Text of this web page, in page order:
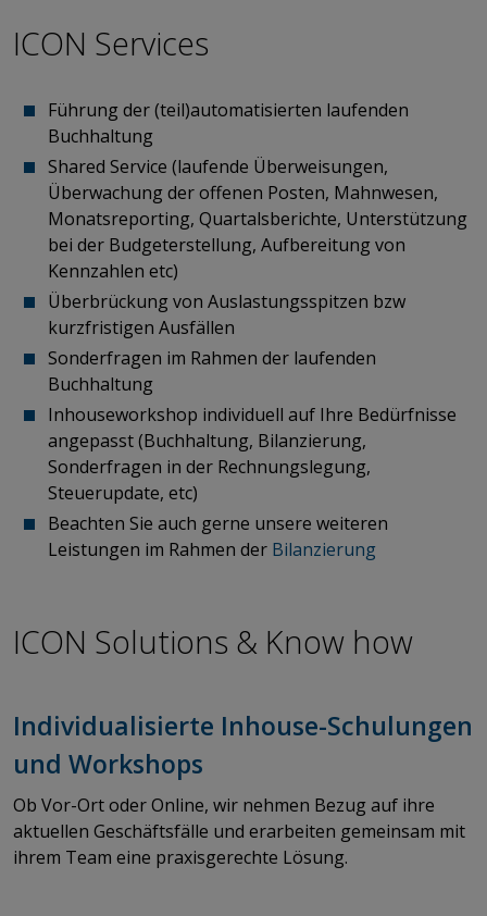
ICON Services
Führung der (teil)automatisierten laufenden
Buchhaltung
Shared Service (laufende Überweisungen,
Überwachung der offenen Posten, Mahnwesen,
Monatsreporting, Quartalsberichte, Unterstützung
bei der Budgeterstellung, Aufbereitung von
Kennzahlen etc)
Überbrückung von Auslastungsspitzen bzw
kurzfristigen Ausfällen
Sonderfragen im Rahmen der laufenden
Buchhaltung
Inhouseworkshop individuell auf Ihre Bedürfnisse
angepasst (Buchhaltung, Bilanzierung,
Sonderfragen in der Rechnungslegung,
Steuerupdate, etc)
Beachten Sie auch gerne unsere weiteren
Leistungen im Rahmen der Bilanzierung
ICON Solutions & Know how
Individualisierte Inhouse-Schulungen
und Workshops
Ob Vor-Ort oder Online, wir nehmen Bezug auf ihre
aktuellen Geschäftsfälle und erarbeiten gemeinsam mit
ihrem Team eine praxisgerechte Lösung.